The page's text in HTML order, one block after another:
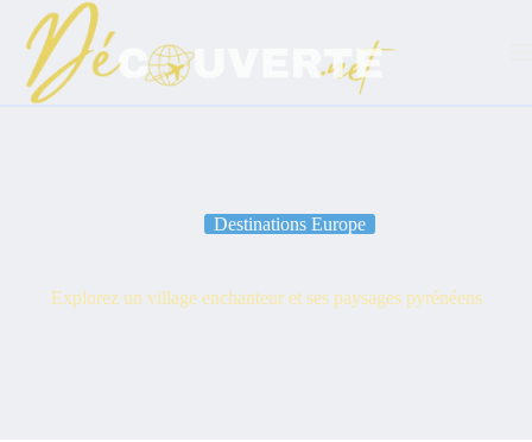
contenu
Destinations Europe
Explorez un village enchanteur et ses paysages pyrénéens